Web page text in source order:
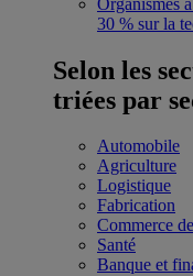
30 % sur la
Selon les
triées par
Automobile
Agriculture
Logistique
Fabrication
Commerce
Santé
Banque et